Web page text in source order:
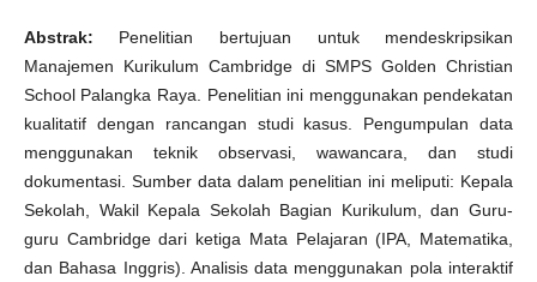
Abstrak: Penelitian bertujuan untuk mendeskripsikan
Manajemen Kurikulum Cambridge di SMPS Golden Christian
School Palangka Raya. Penelitian ini menggunakan pendekatan
kualitatif dengan rancangan studi kasus. Pengumpulan data
menggunakan teknik observasi, wawancara, dan studi
dokumentasi. Sumber data dalam penelitian ini meliputi: Kepala
Sekolah, Wakil Kepala Sekolah Bagian Kurikulum, dan Guru-
guru Cambridge dari ketiga Mata Pelajaran (IPA, Matematika,
dan Bahasa Inggris). Analisis data menggunakan pola interaktif